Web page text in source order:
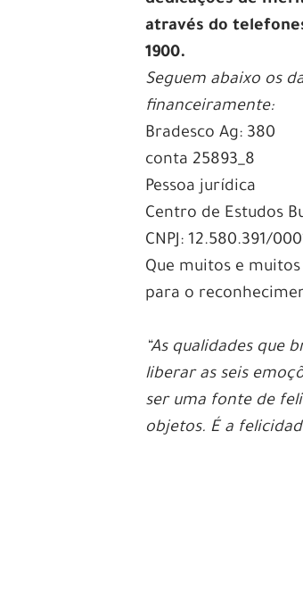
através do
1900.
Seguem abaixo os
financeiramente:
Bradesco Ag: 380
conta 25893_8
Pessoa jurídica
Centro de Estudos
CNPJ: 12.580.391/
Que muitos e
para o
“As qualidades que
liberar as seis
ser uma fonte de
objetos. É a